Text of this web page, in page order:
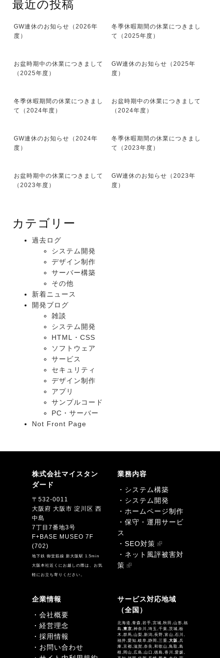
最近の投稿
GW連休のお知らせ（2026年
度）
冬季休暇期間の休業につきまし
て（2025年度）
お盆時期中の休業につきまして
（2025年度）
GW連休のお知らせ（2025年
度）
冬季休暇期間の休業につきまし
て（2024年度）
お盆時期中の休業につきまして
（2024年度）
GW連休のお知らせ（2024年
度）
冬季休暇期間の休業につきまし
て（2023年度）
お盆時期中の休業につきまして
（2023年度）
GW連休のお知らせ（2023年
度）
カテゴリー
過去ログ
システム開発
デザイン制作
サーバー構築
その他
新着ニュース
開発ブログ
雑談
システム開発
HTML・CSS
ソフトウェア
サービス
セキュリティ
デザイン制作
アプリ
サンプルコード
PC・サーバー
Not Front Page
株式会社マイスタン
ダード
〒532-0011
大阪府 大阪市 淀川区 西
中島
7丁目7番地3号
F+BASE MUSEO 7F
(702)
地下鉄 御堂筋線 新大阪駅 1.5min
大阪本社近くにお越しの際は、お気
軽にお立ち寄りください。
業務内容
・システム構築
・システム開発
・ホームページ制作
・保守・運用サービ
ス
・SEO対策
・ネット風評被害対
策
企業情報
・会社概要
・経営理念
・採用情報
・お問い合わせ
サービス対応地域
（全国）
北海道,青森,岩手,宮城,秋田,山形,福
島,東京,神奈川,埼玉,千葉,茨城,栃
木,群馬,山梨,新潟,長野,富山,石川,
福井,愛知,岐阜,静岡,三重,大阪,兵
庫,京都,滋賀,奈良,和歌山,鳥取,島
根,岡山,広島,山口,徳島,香川,愛媛,